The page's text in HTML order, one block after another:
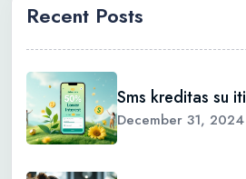
Recent Posts
Sms kreditas su
December 31, 2024